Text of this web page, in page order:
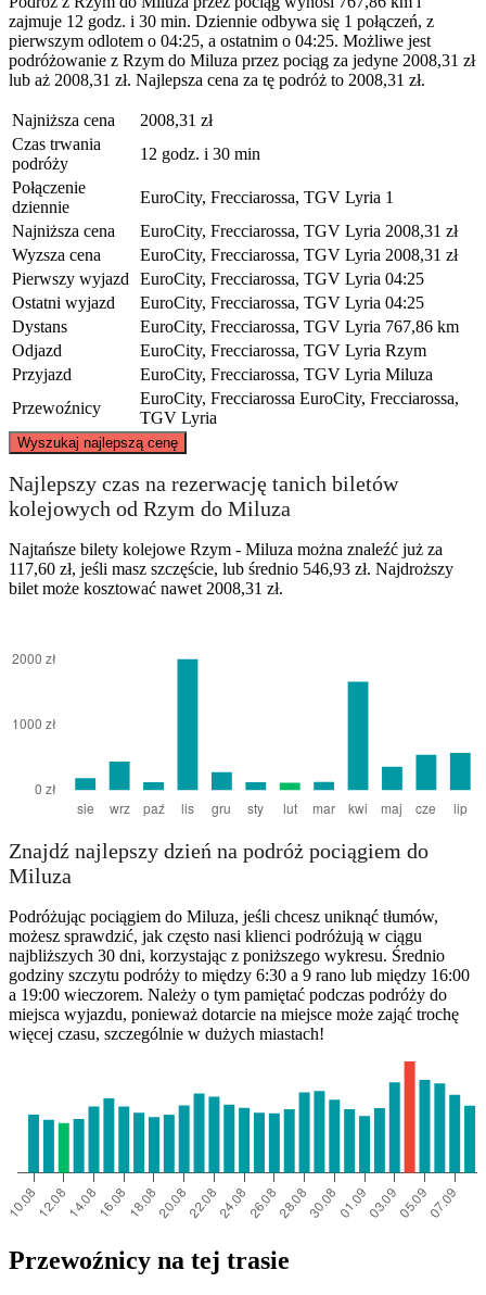
zajmuje 12 godz. i 30 min. Dziennie odbywa się 1 połączeń, z
pierwszym odlotem o 04:25, a ostatnim o 04:25. Możliwe jest
podróżowanie z Rzym do Miluza przez pociąg za jedyne 2008,31 zł
lub aż 2008,31 zł. Najlepsza cena za tę podróż to 2008,31 zł.
Najniższa cena
2008,31 zł
Czas trwania
podróży
12 godz. i 30 min
Połączenie
dziennie
EuroCity, Frecciarossa, TGV Lyria 1
Najniższa cena
EuroCity, Frecciarossa, TGV Lyria 2008,31 zł
Wyzsza cena
EuroCity, Frecciarossa, TGV Lyria 2008,31 zł
Pierwszy wyjazd
EuroCity, Frecciarossa, TGV Lyria 04:25
Ostatni wyjazd
EuroCity, Frecciarossa, TGV Lyria 04:25
Dystans
EuroCity, Frecciarossa, TGV Lyria 767,86 km
Odjazd
EuroCity, Frecciarossa, TGV Lyria Rzym
Przyjazd
EuroCity, Frecciarossa, TGV Lyria Miluza
Przewoźnicy
EuroCity, Frecciarossa EuroCity, Frecciarossa,
TGV Lyria
Wyszukaj najlepszą cenę
Najlepszy czas na rezerwację tanich biletów
kolejowych od Rzym do Miluza
Najtańsze bilety kolejowe Rzym - Miluza można znaleźć już za
117,60 zł, jeśli masz szczęście, lub średnio 546,93 zł. Najdroższy
bilet może kosztować nawet 2008,31 zł.
Znajdź najlepszy dzień na podróż pociągiem do
Miluza
Podróżując pociągiem do Miluza, jeśli chcesz uniknąć tłumów,
możesz sprawdzić, jak często nasi klienci podróżują w ciągu
najbliższych 30 dni, korzystając z poniższego wykresu. Średnio
godziny szczytu podróży to między 6:30 a 9 rano lub między 16:00
a 19:00 wieczorem. Należy o tym pamiętać podczas podróży do
miejsca wyjazdu, ponieważ dotarcie na miejsce może zająć trochę
więcej czasu, szczególnie w dużych miastach!
Przewoźnicy na tej trasie